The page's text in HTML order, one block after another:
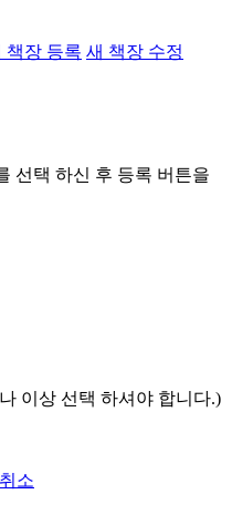
책장 등록 새 책장 수정
선택 하신 후 등록 버튼을
이상 선택 하셔야 합니다.)
취소